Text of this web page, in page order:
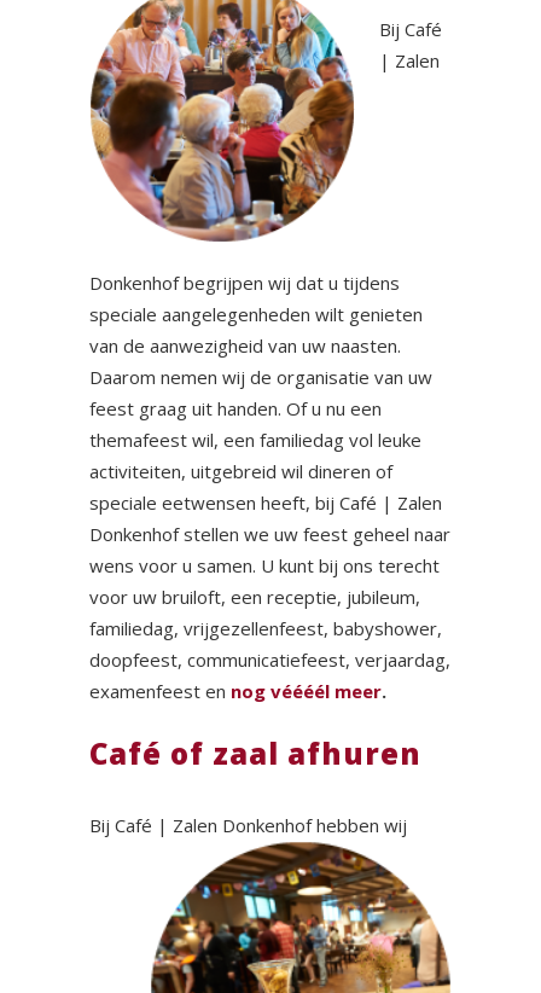
Bij Café
| Zalen
Donkenhof begrijpen wij dat u tijdens
speciale aangelegenheden wilt genieten
van de aanwezigheid van uw naasten.
Daarom nemen wij de organisatie van uw
feest graag uit handen. Of u nu een
themafeest wil, een familiedag vol leuke
activiteiten, uitgebreid wil dineren of
speciale eetwensen heeft, bij Café | Zalen
Donkenhof stellen we uw feest geheel naar
wens voor u samen. U kunt bij ons terecht
voor uw bruiloft, een receptie, jubileum,
familiedag, vrijgezellenfeest, babyshower,
doopfeest, communicatiefeest, verjaardag,
examenfeest en nog véééél meer.
Café of zaal afhuren
Bij Café | Zalen Donkenhof hebben wij